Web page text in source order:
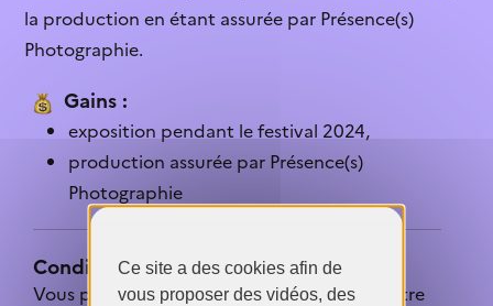
la production en étant assurée par Présence(s)
Photographie.
Gains :
exposition pendant le festival 2024,
production assurée par Présence(s)
Photographie
Conditions de participation :
Vous pouvez participer, quels que soient votre
Ce site a des cookies afin de
vous proposer des vidéos, des